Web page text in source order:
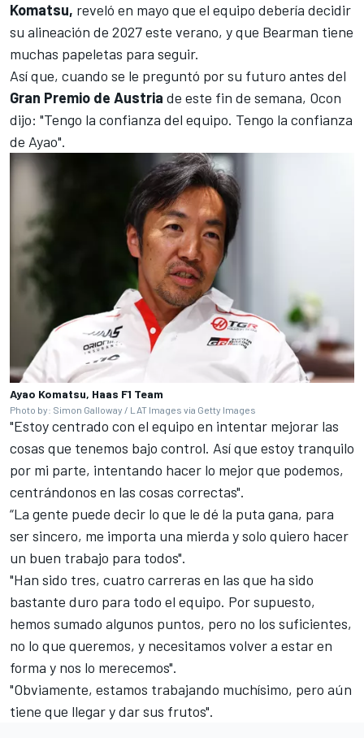
Komatsu, reveló en mayo que el equipo debería decidir
su alineación de 2027 este verano, y que Bearman tiene
muchas papeletas para seguir.
Así que, cuando se le preguntó por su futuro antes del
Gran Premio de Austria de este fin de semana, Ocon
dijo: "Tengo la confianza del equipo. Tengo la confianza
de Ayao".
Ayao Komatsu, Haas F1 Team
Photo by: Simon Galloway / LAT Images via Getty Images
"Estoy centrado con el equipo en intentar mejorar las
cosas que tenemos bajo control. Así que estoy tranquilo
por mi parte, intentando hacer lo mejor que podemos,
centrándonos en las cosas correctas".
“La gente puede decir lo que le dé la puta gana, para
ser sincero, me importa una mierda y solo quiero hacer
un buen trabajo para todos".
"Han sido tres, cuatro carreras en las que ha sido
bastante duro para todo el equipo. Por supuesto,
hemos sumado algunos puntos, pero no los suficientes,
no lo que queremos, y necesitamos volver a estar en
forma y nos lo merecemos".
"Obviamente, estamos trabajando muchísimo, pero aún
tiene que llegar y dar sus frutos".